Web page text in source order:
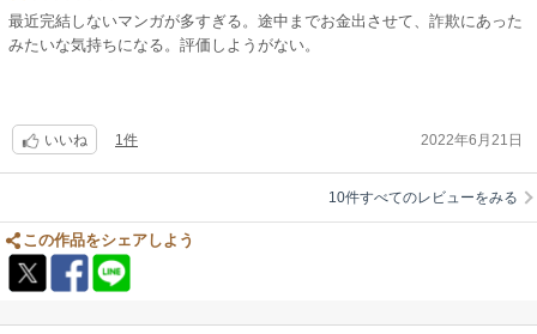
最近完結しないマンガが多すぎる。途中までお金出させて、詐欺にあった
みたいな気持ちになる。評価しようがない。
いいね 1件 2022年6月21日
10件すべてのレビューをみる
この作品をシェアしよう